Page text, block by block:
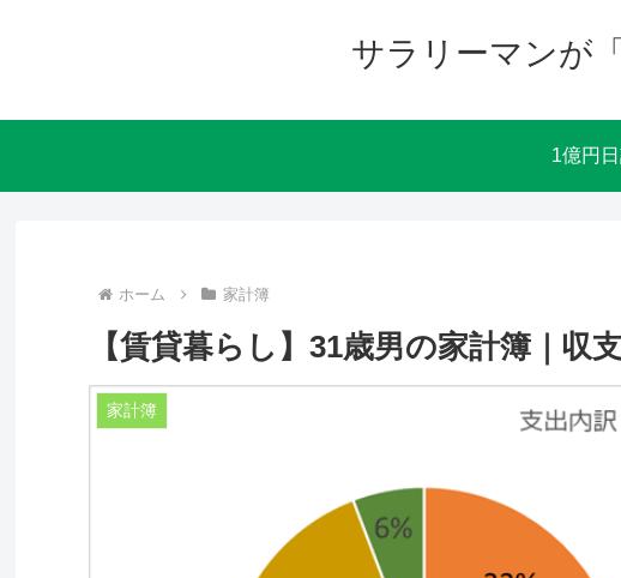
サラリーマンが
1億円
ホーム 家計簿
【賃貸暮らし】31歳男の家計簿｜収
家計簿